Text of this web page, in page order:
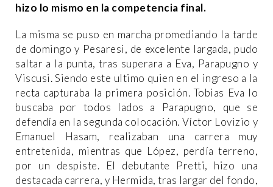
hizo lo mismo en la competencia final.
La misma se puso en marcha promediando la tarde
de domingo y Pesaresi, de excelente largada, pudo
saltar a la punta, tras superara a Eva, Parapugno y
Viscusi. Siendo este ultimo quien en el ingreso a la
recta capturaba la primera posición. Tobias Eva lo
buscaba por todos lados a Parapugno, que se
defendía en la segunda colocación. Víctor Lovizio y
Emanuel Hasam, realizaban una carrera muy
entretenida, mientras que López, perdía terreno,
por un despiste. El debutante Pretti, hizo una
destacada carrera, y Hermida, tras largar del fondo,